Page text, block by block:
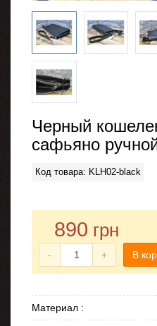
Черный
сафьяно
Код товара: KLH02-black
890 грн
- + В
Материал :